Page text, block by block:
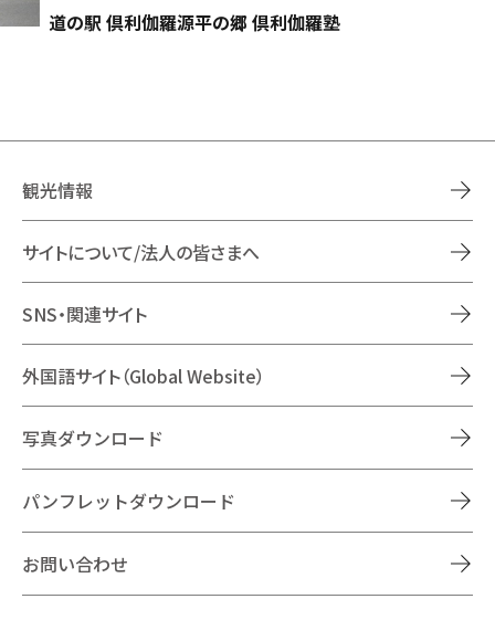
道の駅 倶利伽羅源平の郷 倶利伽羅塾
観光情報
サイトについて/法人の皆さまへ
SNS・関連サイト
外国語サイト（Global Website）
写真ダウンロード
パンフレットダウンロード
お問い合わせ